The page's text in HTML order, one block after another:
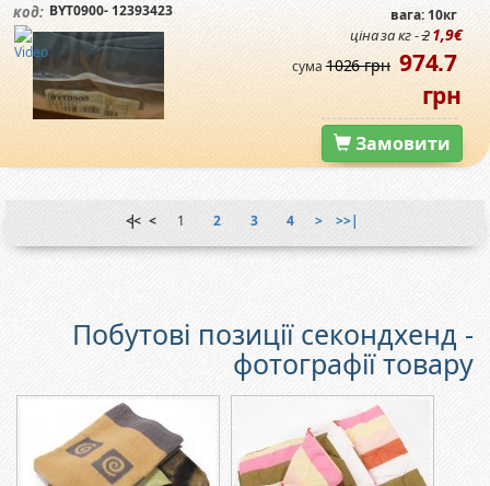
код: BYT0900- 12393423 вага: 10кг
ціна за кг -21,9€
сума1026 грн 974.7
грн
Замовити
|<< < 1 2 3 4 > >>|
Побутові позиції секондхенд -
фотографії товару